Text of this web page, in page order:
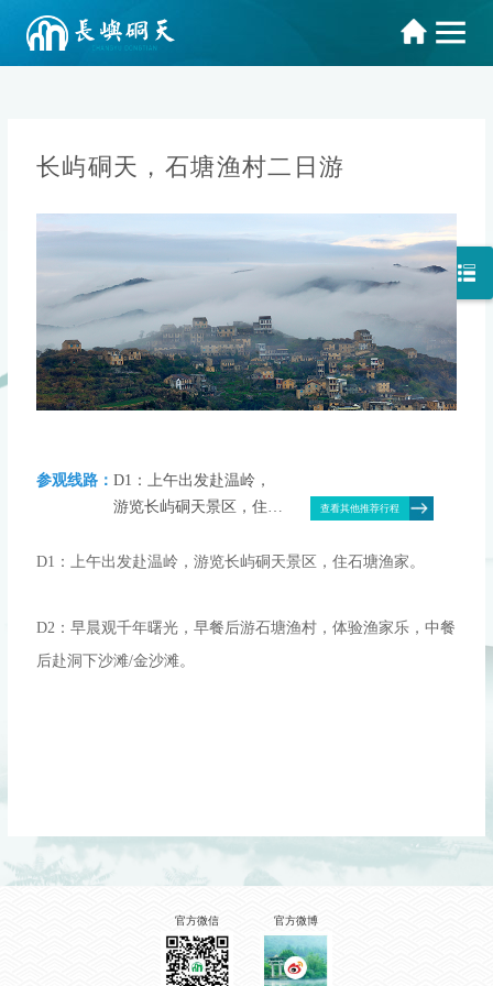
长屿硐天，石塘渔村二日游
参观线路： D1：上午出发赴温岭，
游览长屿硐天景区，住石
年曙光，早餐后游石塘渔
查看其他推荐行程
D1：上午出发赴温岭，游览长屿硐天景区，住石塘渔家。
D2：早晨观千年曙光，早餐后游石塘渔村，体验渔家乐，中餐
后赴洞下沙滩/金沙滩。
官方微博
官方微信